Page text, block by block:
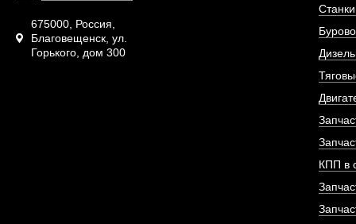
АРТИКУЛ: 3801260,
ПОД
675000, Россия,
Благовещенск, ул.
Горького, дом 300
КПП в